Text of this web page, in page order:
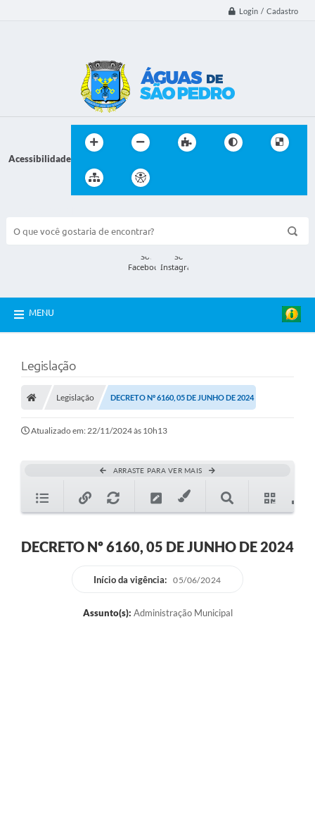
Login / Cadastro
Acessibilidade
MENU
Legislação
Legislação DECRETO Nº 6160, 05 DE JUNHO DE 2024
Atualizado em: 22/11/2024 às 10h13
ARRASTE PARA VER MAIS
DECRETO Nº 6160, 05 DE JUNHO DE 2024
Início da vigência: 05/06/2024
Assunto(s): Administração Municipal